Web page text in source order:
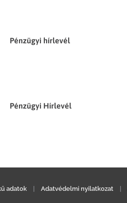
Pénzügyi hírlevél
Pénzügyi Hírlevél
adatok Adatvédelmi nyilatkozat